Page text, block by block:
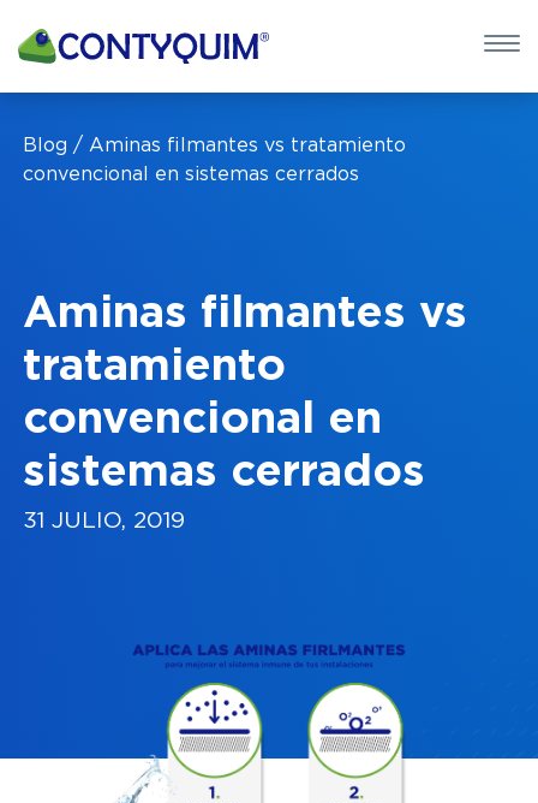
×
POTASA
blank
Blog
Aminas filmantes vs tratamiento
convencional en sistemas cerrados
Aminas filmantes vs
tratamiento
convencional en
sistemas cerrados
31 JULIO, 2019